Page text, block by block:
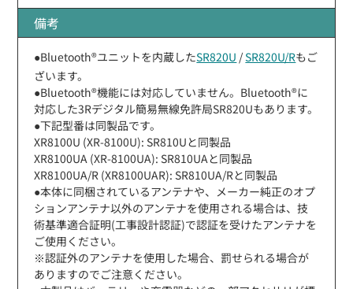
備考
●Bluetooth®ユニットを内蔵したSR820U /SR820U/Rもご
ざいます。
●Bluetooth®機能には対応していません。Bluetooth®に
対応した3Rデジタル簡易無線免許局SR820Uもあります。
●下記型番は同製品です。
XR8100U (XR-8100U): SR810Uと同製品
XR8100UA (XR-8100UA): SR810UAと同製品
XR8100UA/R (XR8100UAR): SR810UA/Rと同製品
●本体に同梱されているアンテナや、メーカー純正のオプ
ションアンテナ以外のアンテナを使用される場合は、技
術基準適合証明(工事設計認証)で認証を受けたアンテナを
ご使用ください。
※認証外のアンテナを使用した場合、罰せられる場合が
ありますのでご注意ください。